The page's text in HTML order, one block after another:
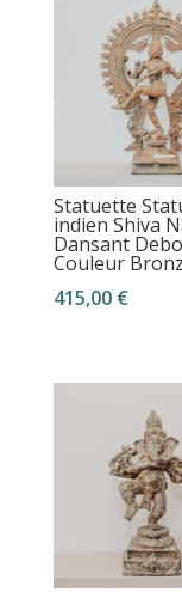
Statuette
indien Shiva
Dansant
Couleur
415,00 €